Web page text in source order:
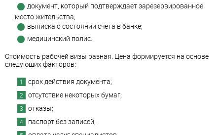
документ, который подтверждает зарезервированное
место жительства;
выписка о состоянии счета в банке;
медицинский полис.
Стоимость рабочей визы разная. Цена формируется на основе
следующих факторов:
срок действия документа;
отсутствие некоторых бумаг;
отказы;
паспорт без записей;